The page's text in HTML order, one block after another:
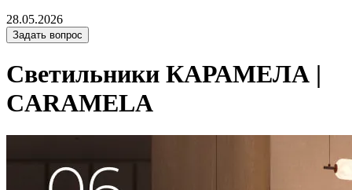
28.05.2026
Задать вопрос
Светильники КАРАМЕЛА |
CARAMELA